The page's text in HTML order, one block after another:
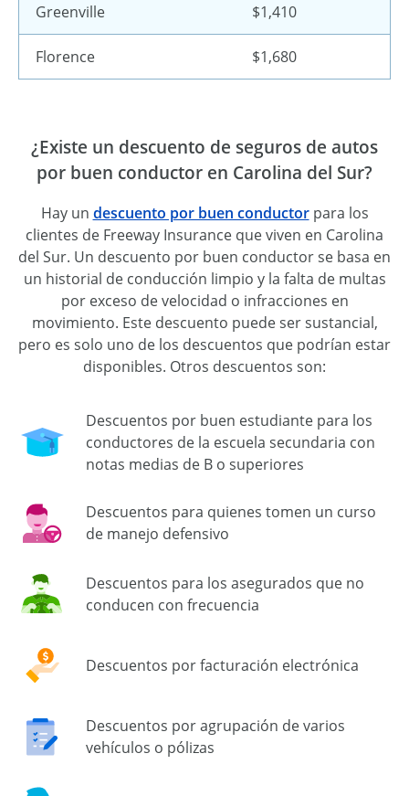
Greenville $1,410
Florence $1,680
¿Existe un descuento de seguros de autos
por buen conductor en Carolina del Sur?
Hay un descuento por buen conductorpara los
clientes de Freeway Insurance que viven en Carolina
del Sur. Un descuento por buen conductor se basa en
un historial de conducción limpio y la falta de multas
por exceso de velocidad o infracciones en
movimiento. Este descuento puede ser sustancial,
pero es solo uno de los descuentos que podrían estar
disponibles. Otros descuentos son:
Descuentos por buen estudiante para los
conductores de la escuela secundaria con
notas medias de B o superiores
Descuentos para quienes tomen un curso
de manejo defensivo
Descuentos para los asegurados que no
conducen con frecuencia
Descuentos por facturación electrónica
Descuentos por agrupación de varios
vehículos o pólizas